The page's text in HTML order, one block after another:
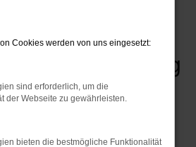
zur Anpassung Ihres
Cookies werden von uns eingesetzt:
sind erforderlich, um die
der Webseite zu gewährleisten.
bieten die bestmögliche Funktionalität